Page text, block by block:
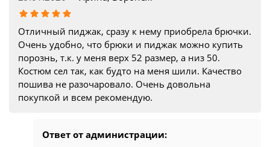
Отличный пиджак, сразу к нему приобрела брючки.
Очень удобно, что брюки и пиджак можно купить
порознь, т.к. у меня верх 52 размер, а низ 50.
Костюм сел так, как будто на меня шили. Качество
пошива не разочаровало. Очень довольна
покупкой и всем рекомендую.
Ответ от администрации: